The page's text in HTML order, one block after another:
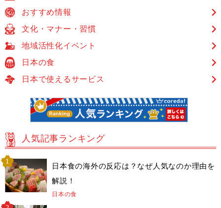
おすすめ情報
文化・マナー・習慣
地域活性化イベント
日本の食
日本で使えるサービス
人気記事ランキング
日本食の海外の反応は？なぜ人気なのか理由を
解説！
日本の食